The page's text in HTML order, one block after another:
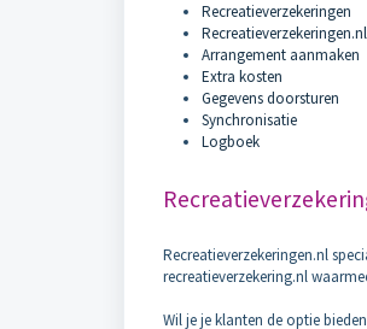
Recreatieverzekeringen
Recreatieverzekeringen.nl
Arrangement aanmaken
Extra kosten
Gegevens doorsturen
Synchronisatie
Logboek
Recreatieverzekeringen.nl
recreatieverzekering.nl
Wil je je klanten de optie